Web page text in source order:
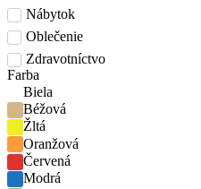
Nábytok
Oblečenie
Zdravotníctvo
Farba
Biela
Béžová
Žltá
Oranžová
Červená
Modrá